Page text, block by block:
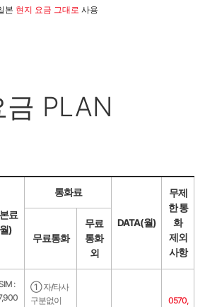
본 현지 요금 그대로 사용
금 PLAN
료
)
통화료
DATA(월)
무제
한 통
화
제외
사항
무료통화
무료
통화
외
:
① 자/타사
구분없이
0570,